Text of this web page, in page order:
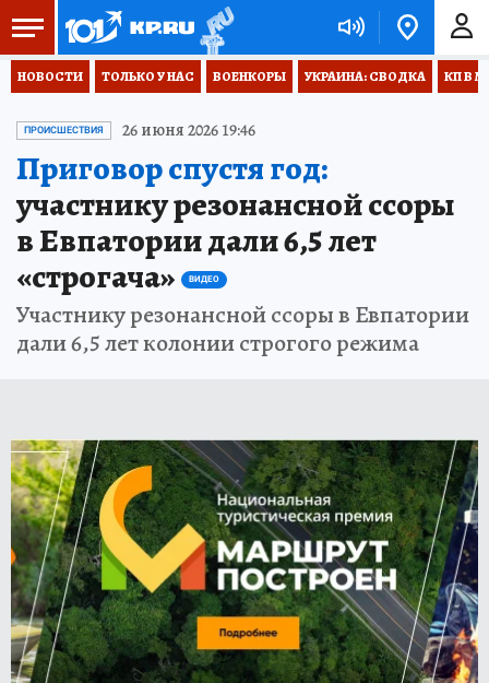
НОВОСТИ ТОЛЬКО У НАС ВОЕНКОРЫ УКРАИНА: СВОДКА КП В
ПРОИСШЕСТВИЯ 26 июня 2026 19:46
Приговор спустя год:
участнику резонансной ссоры
в Евпатории дали 6,5 лет
«строгача»
ВИДЕО
Участнику резонансной ссоры в Евпатории
дали 6,5 лет колонии строгого режима